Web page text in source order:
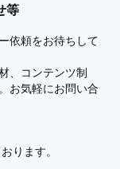
等
依頼をお待ちして
、コンテンツ制
お気軽にお問い合
ります。